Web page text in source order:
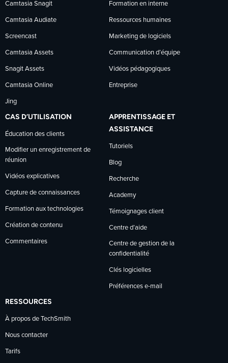
Facebook
LinkedIn
YouTube
Camtasia Snagit
Camtasia Audiate
Screencast
Camtasia Assets
Snagit Assets
Camtasia Online
Jing
Formation en interne
Ressources humaines
Marketing de logiciels
Communication d’équipe
Vidéos pédagogiques
Entreprise
CAS D’UTILISATION
Éducation des clients
Modifier un enregistrement de
réunion
Vidéos explicatives
Capture de connaissances
Formation aux technologies
Création de contenu
Commentaires
APPRENTISSAGE ET
ASSISTANCE
Tutoriels
Blog
Recherche
Academy
Témoignages client
Centre d’aide
Centre de gestion de la
confidentialité
Clés logicielles
Préférences e-mail
RESSOURCES
À propos de TechSmith
Nous contacter
Tarifs